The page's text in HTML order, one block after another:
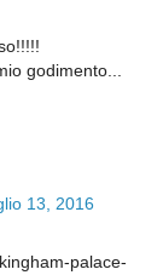
godimento...
13, 2016
palace-